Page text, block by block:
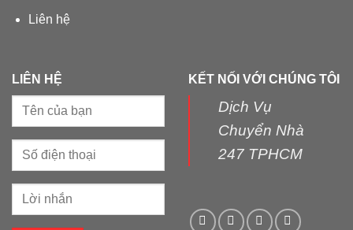
Liên hệ
LIÊN HỆ KẾT NỐI VỚI CHÚNG TÔI
Dịch Vụ
Chuyển Nhà
247 TPHCM